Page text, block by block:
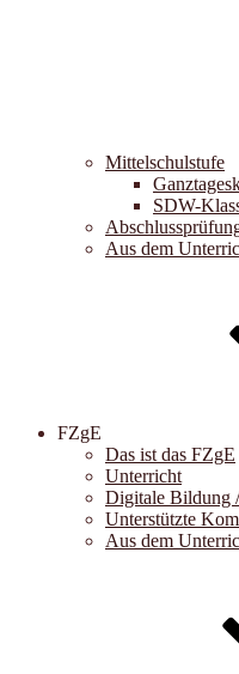
Mittelschulstufe
SDW-
Aus dem
FZgE
Das ist das FZgE
Unterricht
Digitale Bildung
Unterstützte
Aus dem